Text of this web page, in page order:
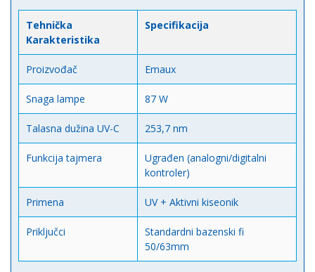
Tehnička
Karakteristika
Specifikacija
Proizvođač Emaux
Snaga lampe 87 W
Talasna dužina UV-C 253,7 nm
Funkcija tajmera
Ugrađen (analogni/digitalni
kontroler)
Primena UV + Aktivni kiseonik
Priključci
Standardni bazenski fi
50/63mm